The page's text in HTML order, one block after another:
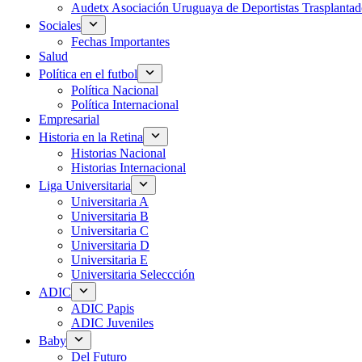
Audetx Asociación Uruguaya de Deportistas
Sociales
Fechas Importantes
Salud
Política en el futbol
Política Nacional
Política Internacional
Empresarial
Historia en la Retina
Historias Nacional
Historias Internacional
Liga Universitaria
Universitaria A
Universitaria B
Universitaria C
Universitaria D
Universitaria E
Universitaria Seleccción
ADIC
ADIC Papis
ADIC Juveniles
Baby
Del Futuro